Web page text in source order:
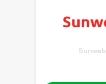
Sunweb